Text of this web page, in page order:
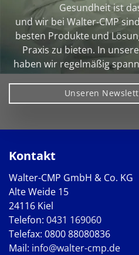
Gesundheit ist
und wir bei Walter‑CMP
besten Produkte und
Praxis zu bieten. In
haben wir regelmäßig
Unseren
Kontakt
Walter-CMP GmbH & Co. KG
Alte Weide 15
24116 Kiel
Telefon: 0431 169060
Telefax: 0800 88080836
Mail: info@walter-cmp.de